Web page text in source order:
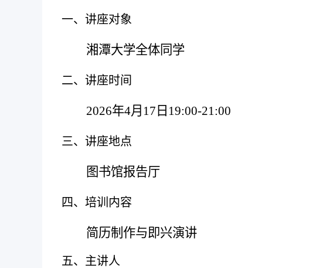
一、讲座对象
湘潭大学全体同学
二、讲座时间
2026年4月 17 日 19:00-21:00
三、讲座地点
图书馆报告厅
四、培训内容
简历制作与即兴演讲
五、主讲人